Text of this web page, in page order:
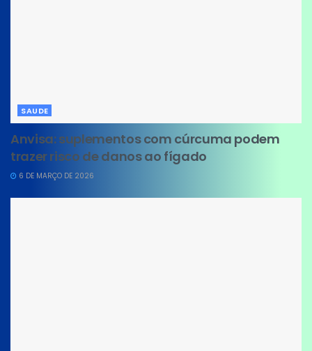
SAUDE
Anvisa: suplementos com cúrcuma podem
trazer risco de danos ao fígado
6 DE MARÇO DE 2026